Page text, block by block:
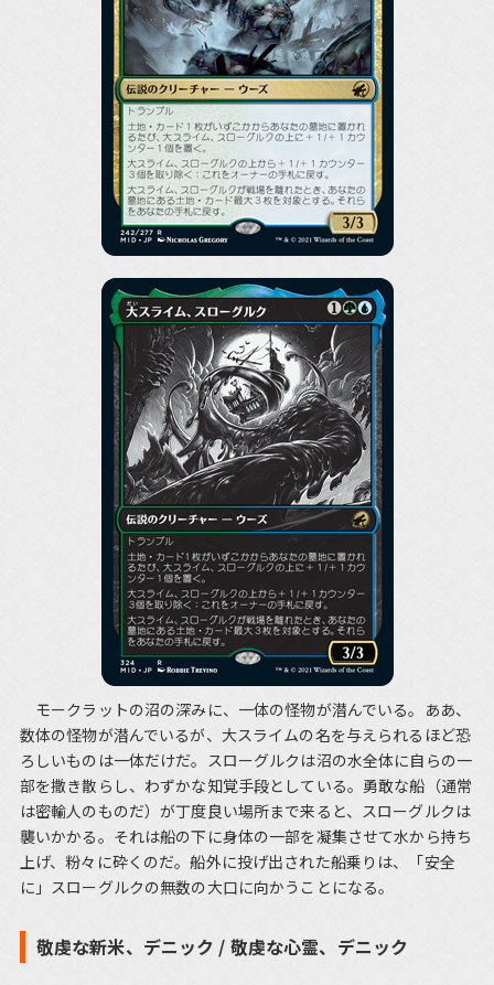
モークラットの沼の深みに、一体の怪物が潜んでいる。ああ、
数体の怪物が潜んでいるが、大スライムの名を与えられるほど恐
ろしいものは一体だけだ。スローグルクは沼の水全体に自らの一
部を撒き散らし、わずかな知覚手段としている。勇敢な船（通常
は密輸人のものだ）が丁度良い場所まで来ると、スローグルクは
襲いかかる。それは船の下に身体の一部を凝集させて水から持ち
上げ、粉々に砕くのだ。船外に投げ出された船乗りは、「安全
に」スローグルクの無数の大口に向かうことになる。
敬虔な新米、デニック / 敬虔な心霊、デニック